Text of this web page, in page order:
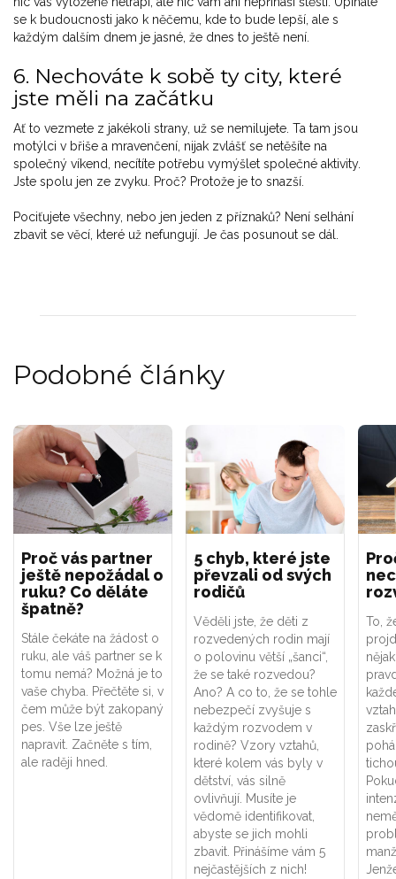
se k budoucnosti jako k něčemu, kde to bude lepší, ale s
každým dalším dnem je jasné, že dnes to ještě není.
6. Nechováte k sobě ty city, které
jste měli na začátku
Ať to vezmete z jakékoli strany, už se nemilujete. Ta tam jsou
motýlci v břiše a mravenčení, nijak zvlášť se netěšíte na
společný víkend, necítíte potřebu vymýšlet společné aktivity.
Jste spolu jen ze zvyku. Proč? Protože je to snazší.
Pociťujete všechny, nebo jen jeden z příznaků? Není selhání
zbavit se věcí, které už nefungují. Je čas posunout se dál.
Podobné články
Proč vás partner
ještě nepožádal o
ruku? Co děláte
špatně?
Stále čekáte na žádost o
ruku, ale váš partner se k
tomu nemá? Možná je to
vaše chyba. Přečtěte si, v
čem může být zakopaný
pes. Vše lze ještě
napravit. Začněte s tím,
ale raději hned.
5 chyb, které jste
převzali od svých
rodičů
Věděli jste, že děti z
rozvedených rodin mají
o polovinu větší „šanci“,
že se také rozvedou?
Ano? A co to, že se tohle
nebezpečí zvyšuje s
každým rozvodem v
rodině? Vzory vztahů,
které kolem vás byly v
dětství, vás silně
ovlivňují. Musíte je
vědomě identifikovat,
abyste se jich mohli
zbavit. Přinášíme vám 5
nejčastějších z nich!
To,